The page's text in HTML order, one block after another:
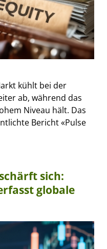
kühlt bei der
ab, während das
Niveau hält. Das
Bericht «Pulse
sich:
globale